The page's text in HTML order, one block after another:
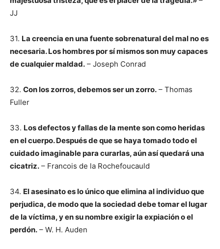
JJ
31. La creencia en una fuente sobrenatural del mal no es
necesaria. Los hombres por sí mismos son muy capaces
de cualquier maldad. – Joseph Conrad
32. Con los zorros, debemos ser un zorro. – Thomas
Fuller
33. Los defectos y fallas de la mente son como heridas
en el cuerpo. Después de que se haya tomado todo el
cuidado imaginable para curarlas, aún así quedará una
cicatriz. – Francois de la Rochefoucauld
34. El asesinato es lo único que elimina al individuo que
perjudica, de modo que la sociedad debe tomar el lugar
de la víctima, y en su nombre exigir la expiación o el
perdón. – W. H. Auden